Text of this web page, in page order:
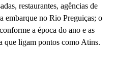
restaurantes, agências de
embarque no Rio Preguiças; o
a época do ano e as
que ligam pontos como Atins.